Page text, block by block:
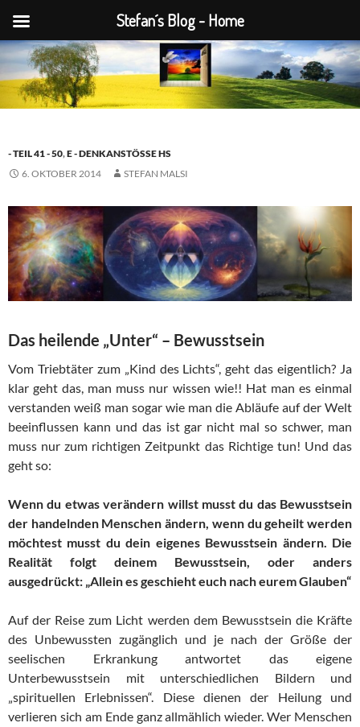
Zum
Inhalt
springen
- TEIL 41 - 50,E - DENKANSTÖSSE HS
6. OKTOBER 2014
STEFAN MALSI
Das heilende „Unter“ – Bewusstsein
Vom Triebtäter zum „Kind des Lichts“, geht das eigentlich? Ja
klar geht das, man muss nur wissen wie!! Hat man es einmal
verstanden weiß man sogar wie man die Abläufe auf der Welt
beeinflussen kann und das ist gar nicht mal so schwer, man
muss nur zum richtigen Zeitpunkt das Richtige tun! Und das
geht so:
Wenn du etwas verändern willst musst du das Bewusstsein
der handelnden Menschen ändern, wenn du geheilt werden
möchtest musst du dein eigenes Bewusstsein ändern. Die
Realität folgt deinem Bewusstsein, oder anders
ausgedrückt: „Allein es geschieht euch nach eurem Glauben“
Auf der Reise zum Licht werden dem Bewusstsein die Kräfte
des Unbewussten zugänglich und je nach der Größe der
seelischen Erkrankung antwortet das eigene
Unterbewusstsein mit unterschiedlichen Bildern und
„spirituellen Erlebnissen“. Diese dienen der Heilung und
verlieren sich am Ende ganz allmählich wieder. Wer Menschen
Stefan´s Blog - Home